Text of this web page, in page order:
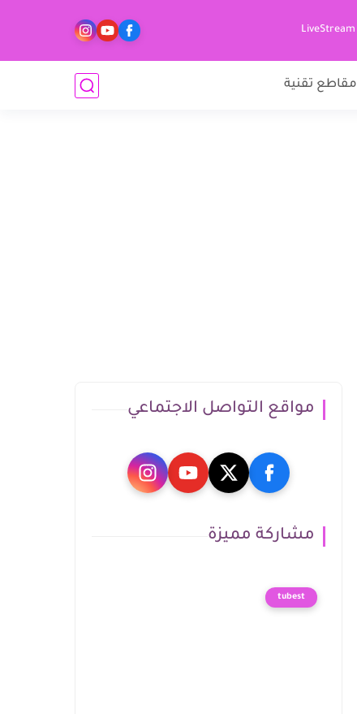
LiveStream
مقاطع تقنية
مواقع التواصل الاجتماعي
مشاركة مميزة
tubest